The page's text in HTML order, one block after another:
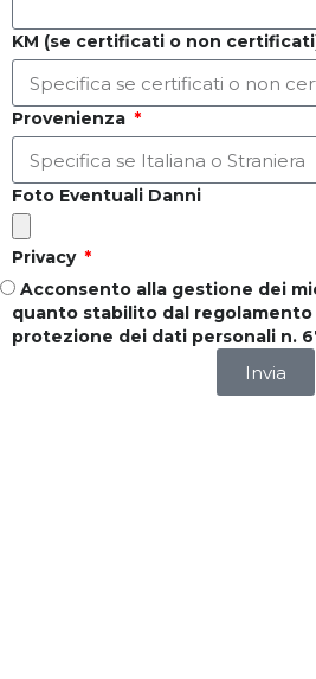
KM (se certificati o non
Provenienza
Foto Eventuali Danni
Privacy
Acconsento alla gestione dei
quanto stabilito dal
protezione dei dati personali n.
Invia